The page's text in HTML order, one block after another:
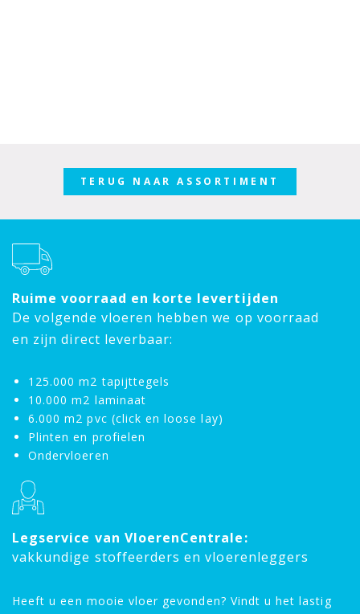
TERUG NAAR ASSORTIMENT
Ruime voorraad en korte levertijden
De volgende vloeren hebben we op voorraad
en zijn direct leverbaar:
125.000 m2 tapijttegels
10.000 m2 laminaat
6.000 m2 pvc (click en loose lay)
Plinten en profielen
Ondervloeren
Legservice van VloerenCentrale:
vakkundige stoffeerders en vloerenleggers
Heeft u een mooie vloer gevonden? Vindt u het lastig